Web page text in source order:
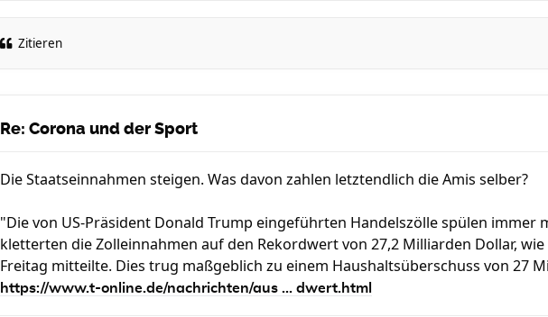
Zitieren
Re: Corona und der Sport
Die Staatseinnahmen steigen. Was davon zahlen letztendlich die Amis selber?
"Die von US-Präsident Donald Trump eingeführten Handelszölle spülen immer
kletterten die Zolleinnahmen auf den Rekordwert von 27,2 Milliarden Dollar,
Freitag mitteilte. Dies trug maßgeblich zu einem Haushaltsüberschuss von 27
https://www.t-online.de/nachrichten/aus ... dwert.html